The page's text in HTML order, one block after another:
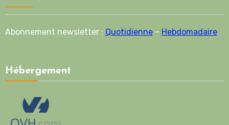
Abonnement newsletter : Quotidienne– Hebdomadaire
Hébergement